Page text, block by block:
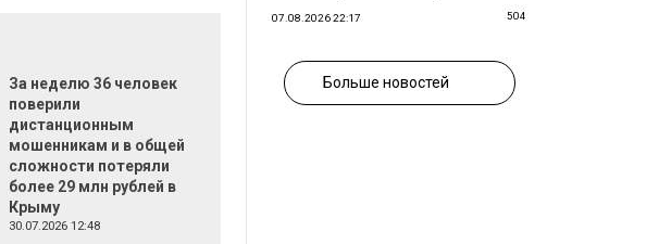
За неделю 36 человек
поверили
дистанционным
мошенникам и в общей
сложности потеряли
более 29 млн рублей в
Крыму
30.07.2026 12:48
07.08.2026 22:17 504
Больше новостей